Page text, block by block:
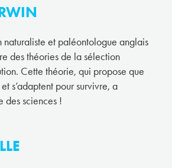
naturaliste et paléontologue anglais
des théories de la sélection
Cette théorie, qui propose que
s’adaptent pour survivre, a
des sciences !